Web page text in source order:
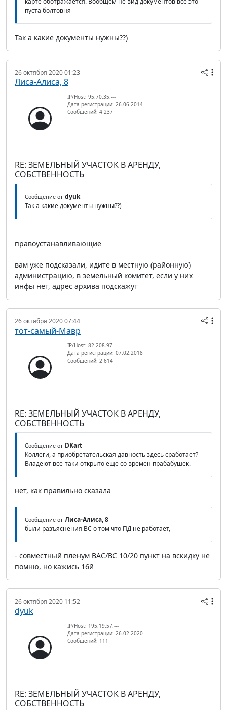
пуста болтовня
Так а какие документы нужны??)
26 октября 2020 01:23
Лиса-Алиса, 8
IP/Host: 95.70.35.---
Дата регистрации: 26.06.2014
Сообщений: 4 237
RE: ЗЕМЕЛЬНЫЙ УЧАСТОК В АРЕНДУ,
СОБСТВЕННОСТЬ
Сообщение от dyuk
Так а какие документы нужны??)
правоустанавливающие
вам уже подсказали, идите в местную (районную)
администрацию, в земельный комитет, если у них
инфы нет, адрес архива подскажут
26 октября 2020 07:44
тот-самый-Мавр
IP/Host: 82.208.97.---
Дата регистрации: 07.02.2018
Сообщений: 2 614
RE: ЗЕМЕЛЬНЫЙ УЧАСТОК В АРЕНДУ,
СОБСТВЕННОСТЬ
Сообщение от DKart
Коллеги, а приобретательская давность здесь сработает?
Владеют все-таки открыто еще со времен прабабушек.
нет, как правильно сказала
Сообщение от Лиса-Алиса, 8
были разъяснения ВС о том что ПД не работает,
- совместный пленум ВАС/ВС 10/20 пункт на вскидку не
помню, но кажись 16й
26 октября 2020 11:52
dyuk
IP/Host: 195.19.57.---
Дата регистрации: 26.02.2020
Сообщений: 111
RE: ЗЕМЕЛЬНЫЙ УЧАСТОК В АРЕНДУ,
СОБСТВЕННОСТЬ